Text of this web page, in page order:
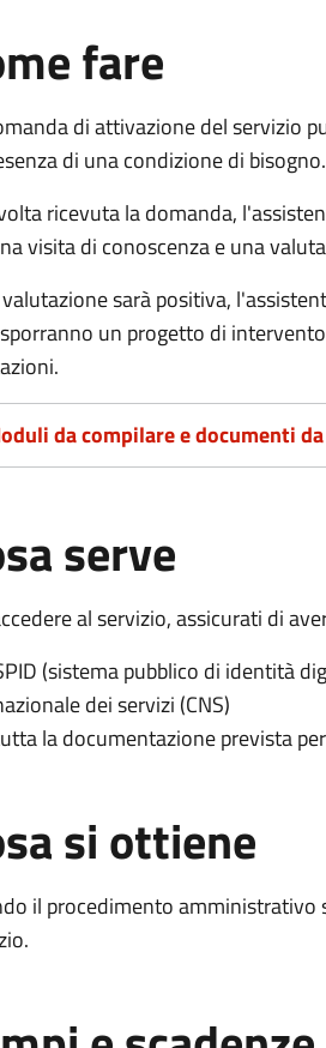
fare
di attivazione del servizio
di una condizione di bisogno.
ricevuta la domanda,
visita di conoscenza e una
valutazione sarà positiva,
un progetto di
da compilare e documenti
serve
al servizio, assicurati di
(sistema pubblico di identità
dei servizi (CNS)
la documentazione prevista
si ottiene
il procedimento amministrativo